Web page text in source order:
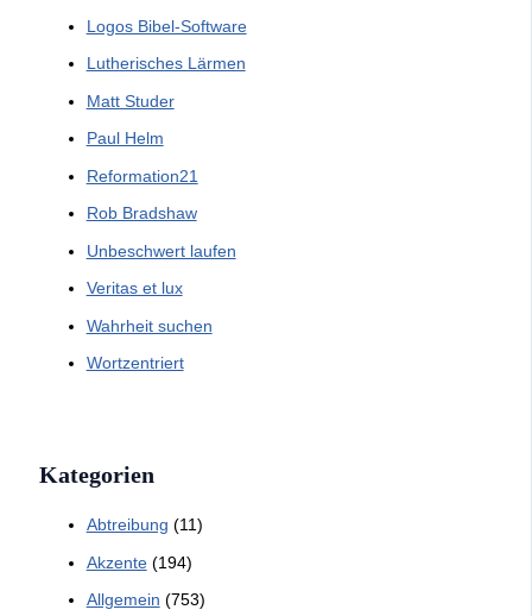
Logos Bibel-Software
Lutherisches Lärmen
Matt Studer
Paul Helm
Reformation21
Rob Bradshaw
Unbeschwert laufen
Veritas et lux
Wahrheit suchen
Wortzentriert
Kategorien
Abtreibung (11)
Akzente(194)
Allgemein (753)